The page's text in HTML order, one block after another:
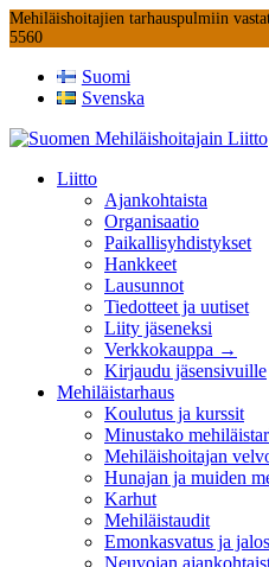
Mehiläishoitajien tarhauspulmiin
5560
Suomi
Svenska
Liitto
Ajankohtaista
Organisaatio
Paikallisyhdistykset
Hankkeet
Lausunnot
Tiedotteet ja uutiset
Liity jäseneksi
Verkkokauppa →
Kirjaudu jäsensivuille
Mehiläistarhaus
Koulutus ja kurssit
Minustako
Mehiläishoitajan
Hunajan ja muiden
Karhut
Mehiläistaudit
Emonkasvatus ja
Neuvojan